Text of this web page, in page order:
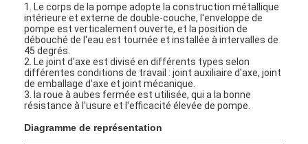
1. Le corps de la pompe adopte la construction métallique
intérieure et externe de double-couche, l'enveloppe de
pompe est verticalement ouverte, et la position de
débouché de l'eau est tournée et installée à intervalles de
45 degrés.
2. Le joint d'axe est divisé en différents types selon
différentes conditions de travail : joint auxiliaire d'axe, joint
de emballage d'axe et joint mécanique.
3. la roue à aubes fermée est utilisée, qui a la bonne
résistance à l'usure et l'efficacité élevée de pompe.
Diagramme de représentation